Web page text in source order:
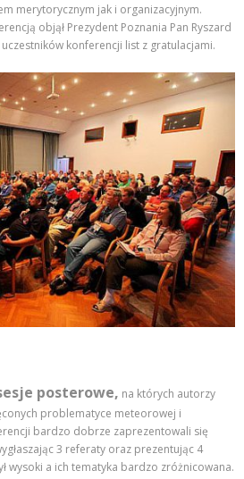
merytorycznym jak i organizacyjnym.
objął Prezydent Poznania Pan Ryszard
konferencji list z gratulacjami.
posterowe, na których autorzy
problematyce meteorowej i
bardzo dobrze zaprezentowali się
3 referaty oraz prezentując 4
wysoki a ich tematyka bardzo zróżnicowana.